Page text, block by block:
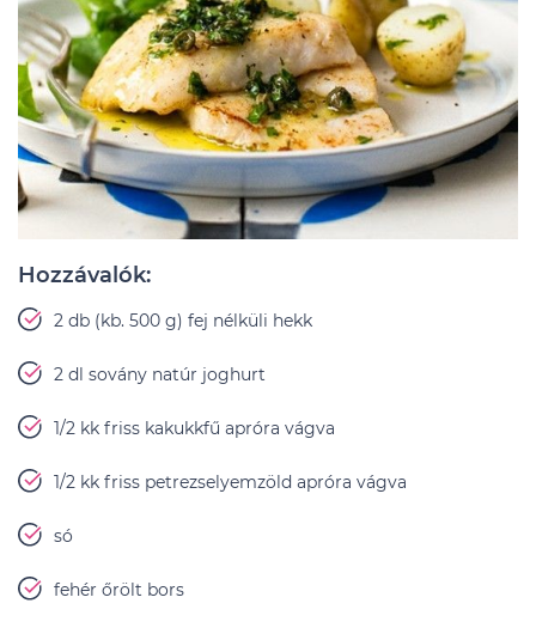
Hozzávalók:
2 db (kb. 500 g) fej nélküli hekk
2 dl sovány natúr joghurt
1/2 kk friss kakukkfű apróra vágva
1/2 kk friss petrezselyemzöld apróra vágva
só
fehér őrölt bors